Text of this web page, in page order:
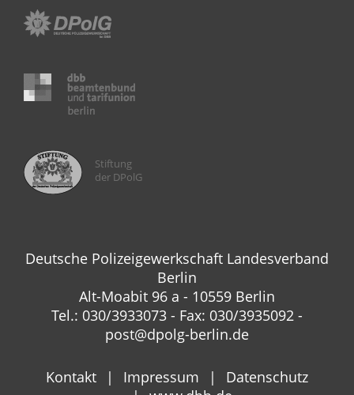
Stiftung
der DPolG
Deutsche Polizeigewerkschaft Landesverband
Berlin
Alt-Moabit 96 a - 10559 Berlin
Tel.: 030/3933073 - Fax: 030/3935092 -
post@dpolg-berlin.de
Kontakt Impressum
Datenschutz